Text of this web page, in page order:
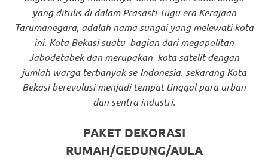
yang ditulis di dalam Prasasti Tugu era Kerajaan
Tarumanegara, adalah nama sungai yang melewati kota
ini. Kota Bekasi suatu bagian dari megapolitan
Jabodetabek dan merupakan kota satelit dengan
jumlah warga terbanyak se-Indonesia. sekarang Kota
Bekasi berevolusi menjadi tempat tinggal para urban
dan sentra industri.
PAKET DEKORASI
RUMAH/GEDUNG/AULA